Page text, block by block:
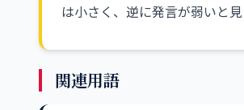
は小さく、逆に発言が弱いと
関連用語